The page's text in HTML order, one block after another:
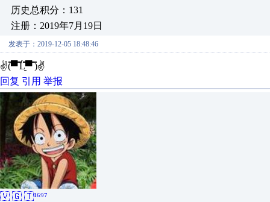
历史总积分：131
注册：2019年7月19日
发表于：2019-12-05 18:48:46
✌(̿▀̿ ̿Ĺ̯̿̿▀̿ ̿)✌
回复 引用 举报
🇻 🇬 🇹¹⁶⁹⁷